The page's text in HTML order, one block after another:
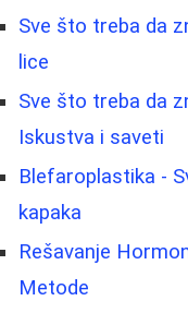
Sve što treba da
lice
Sve što treba da
Iskustva i saveti
Blefaroplastika -
kapaka
Rešavanje
Metode